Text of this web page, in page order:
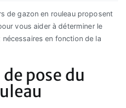
de gazon en rouleau proposent
vous aider à déterminer le
en fonction de la
pose du